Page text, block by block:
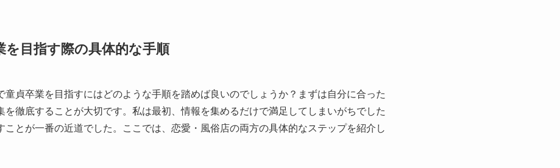
を目指す際の具体的な手順
童貞卒業を目指すにはどのような手順を踏めば良いのでしょうか？まずは自分に合った
を徹底することが大切です。私は最初、情報を集めるだけで満足してしまいがちでした
ことが一番の近道でした。ここでは、恋愛・風俗店の両方の具体的なステップを紹介し